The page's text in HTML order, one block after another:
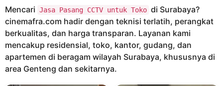
g
o
5
t
a
h
d
a
Mencari Jasa Pasang CCTV untuk Toko di Surabaya?
cinemafra.com hadir dengan teknisi terlatih, perangkat
berkualitas, dan harga transparan. Layanan kami
mencakup residensial, toko, kantor, gudang, dan
apartemen di beragam wilayah Surabaya, khususnya di
area Genteng dan sekitarnya.